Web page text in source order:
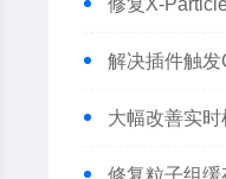
解决插件触
大幅改善实
修复粒子组